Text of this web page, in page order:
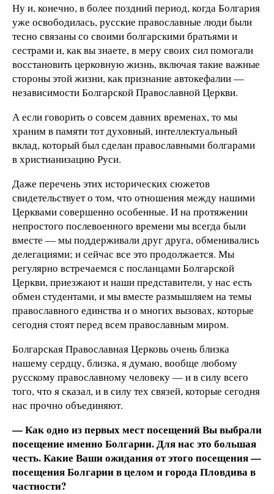
Ну и, конечно, в более поздний период, когда Болгария
уже освободилась, русские православные люди были
тесно связаны со своими болгарскими братьями и
сестрами и, как вы знаете, в меру своих сил помогали
восстановить церковную жизнь, включая такие важные
стороны этой жизни, как признание автокефалии —
независимости Болгарской Православной Церкви.
А если говорить о совсем давних временах, то мы
храним в памяти тот духовный, интеллектуальный
вклад, который был сделан православными болгарами
в христианизацию Руси.
Даже перечень этих исторических сюжетов
свидетельствует о том, что отношения между нашими
Церквами совершенно особенные. И на протяжении
непростого послевоенного времени мы всегда были
вместе — мы поддерживали друг друга, обменивались
делегациями; и сейчас все это продолжается. Мы
регулярно встречаемся с посланцами Болгарской
Церкви, приезжают и наши представители, у нас есть
обмен студентами, и мы вместе размышляем на темы
православного единства и о многих вызовах, которые
сегодня стоят перед всем православным миром.
Болгарская Православная Церковь очень близка
нашему сердцу, близка, я думаю, вообще любому
русскому православному человеку — и в силу всего
того, что я сказал, и в силу тех связей, которые сегодня
нас прочно объединяют.
— Как одно из первых мест посещений Вы выбрали
посещение именно Болгарии. Для нас это большая
честь. Какие Ваши ожидания от этого посещения —
посещения Болгарии в целом и города Пловдива в
частности?